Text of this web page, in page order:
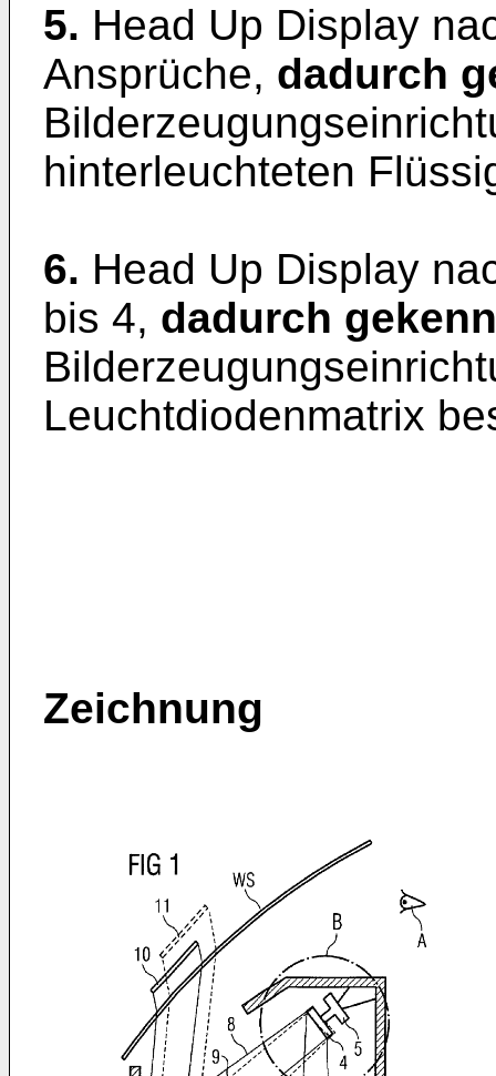
5. Head Up Display
Ansprüche, dadurch
hinterleuchteten
6. Head Up Display
bis 4, dadurch
Leuchtdiodenmatrix
Zeichnung